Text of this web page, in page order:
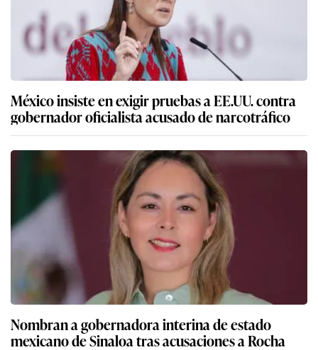
México insiste en exigir pruebas a EE.UU. contra
gobernador oficialista acusado de narcotráfico
Nombran a gobernadora interina de estado
mexicano de Sinaloa tras acusaciones a Rocha